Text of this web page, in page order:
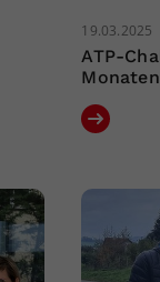
19.03.2025
ATP-